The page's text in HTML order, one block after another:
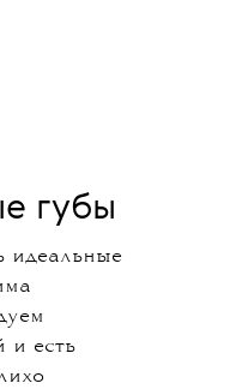
губы
идеальные
и есть